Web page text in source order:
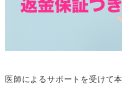
医師によるサポートを受けて